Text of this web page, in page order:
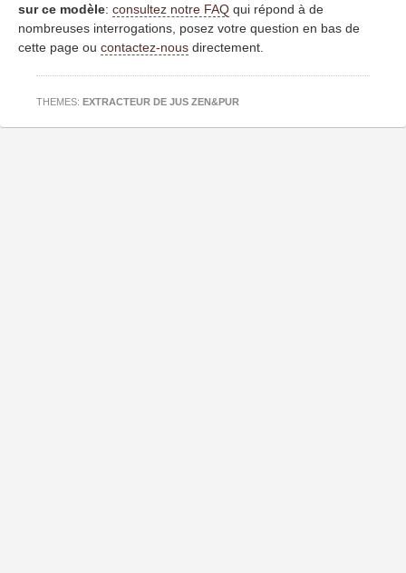
sur ce modèle: consultez notre FAQ qui répond à de
nombreuses interrogations, posez votre question en bas de
cette page ou contactez-nous directement.
THEMES: EXTRACTEUR DE JUS ZEN&PUR